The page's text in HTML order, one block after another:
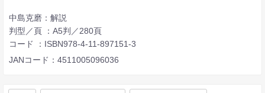
中島克磨：解説
判型／頁 ：A5判／280頁
コード ：ISBN978-4-11-897151-3
JANコード：4511005096036